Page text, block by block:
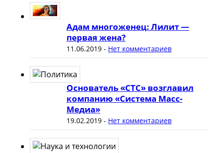
Адам многоженец: Лилит —
первая жена?
11.06.2019- Нет комментариев
Основатель «СТС» возглавил
компанию «Система Масс-
Медиа»
19.02.2019- Нет комментариев